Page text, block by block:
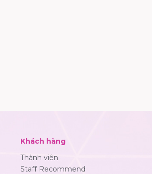
Khách hàng
Thành viên
Staff Recommend